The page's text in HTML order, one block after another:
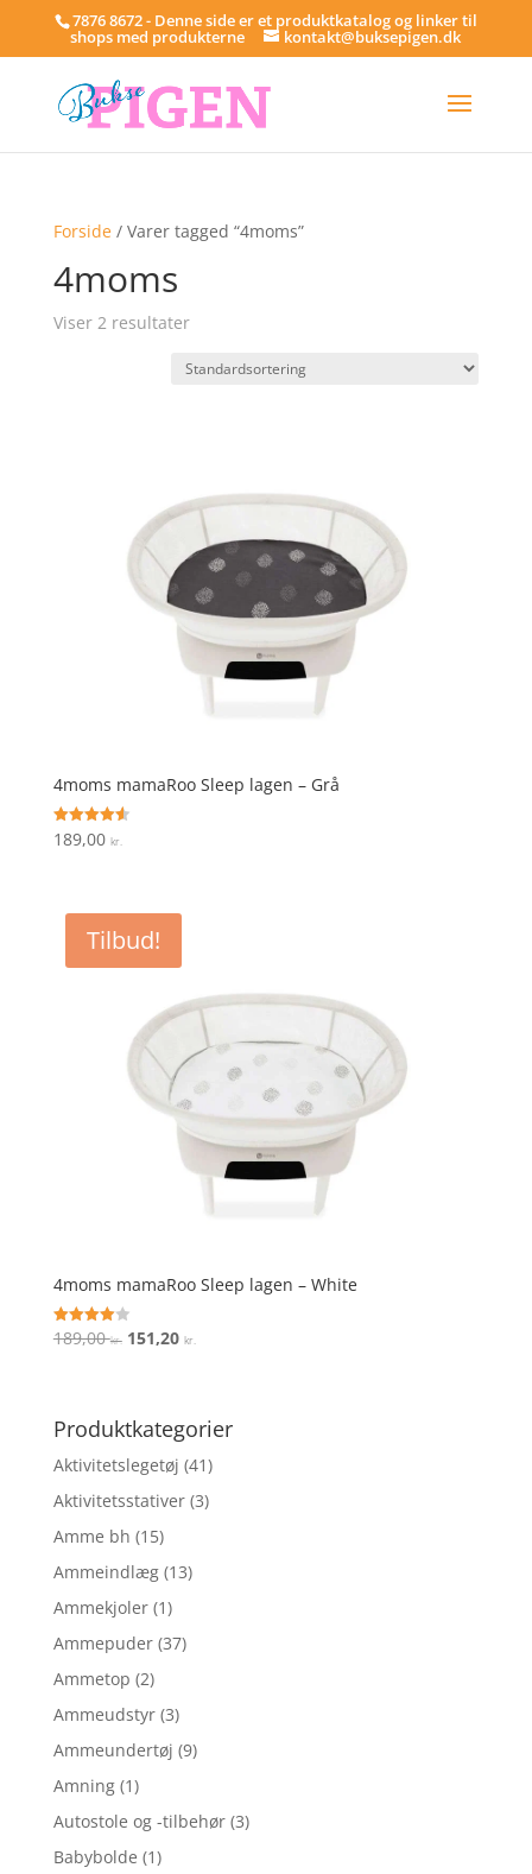
7876 8672 - Denne side er et produktkatalog og linker til
shops med produkterne kontakt@buksepigen.dk
Forside/ Varer tagged “4moms”
4moms
Viser 2 resultater
4moms mamaRoo Sleep lagen – Grå
Vurderet
4.6
189,00 kr.
Tilbud!
4moms mamaRoo Sleep lagen – White
Vurderet
4
189,00kr. Den
var:
189,00 kr..
151,20 kr.
er:
Produktkategorier
Aktivitetslegetøj (41)
Aktivitetsstativer (3)
Amme bh (15)
Ammeindlæg (13)
Ammekjoler (1)
Ammepuder (37)
Ammetop (2)
Ammeudstyr (3)
Ammeundertøj (9)
Amning (1)
Autostole og -tilbehør (3)
Babybolde (1)